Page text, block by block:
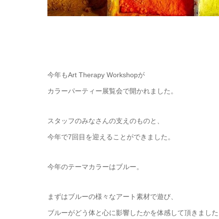
今年もArt Therapy Workshopが
カラーパーティー展覧会で開かれました。
スタッフのみなさんの支えのものと、
今年で7回目を迎えることができました。
今年のテーマカラーはブルー。
まずはブルーの様々なアート素材で遊び、
ブルーがどう体と心に影響したかを体感して頂きまし